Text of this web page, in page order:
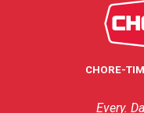
CHORE-
Every.